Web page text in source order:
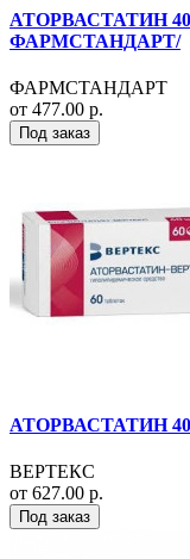
АТОРВАСТАТИН
ФАРМСТАНДАРТ/
ФАРМСТАНДАРТ
от 477.00 р.
Под заказ
АТОРВАСТАТИН
ВЕРТЕКС
от 627.00 р.
Под заказ